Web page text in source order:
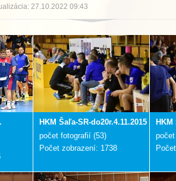
27.10.2022 09:43
HKM Šaľa-SR-do20r.4.11.2015
počet fotografií (53)
Počet zobrazení: 1738
HKM